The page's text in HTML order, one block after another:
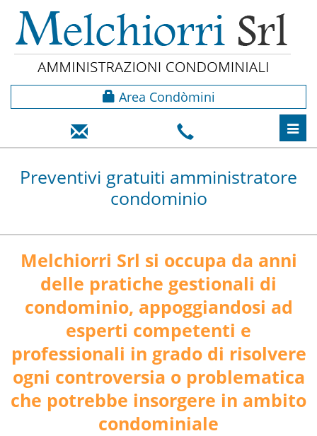
Area Condòmini
Preventivi gratuiti amministratore
condominio
Melchiorri Srl si occupa da anni
delle pratiche gestionali di
condominio, appoggiandosi ad
esperti competenti e
professionali in grado di risolvere
ogni controversia o problematica
che potrebbe insorgere in ambito
condominiale